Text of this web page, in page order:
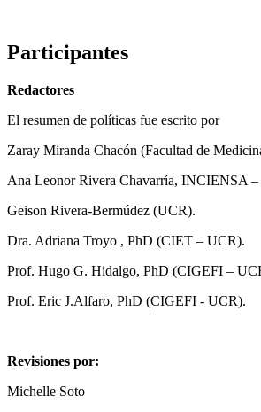
Participantes
Redactores
El resumen de políticas fue escrito por
Zaray Miranda Chacón (Facultad de
Ana Leonor Rivera Chavarría, INCIENSA
Geison Rivera-Bermúdez (UCR).
Dra. Adriana Troyo , PhD (CIET – UCR).
Prof. Hugo G. Hidalgo, PhD (CIGEFI –
Prof. Eric J.Alfaro, PhD (CIGEFI - UCR).
Revisiones por:
Michelle Soto